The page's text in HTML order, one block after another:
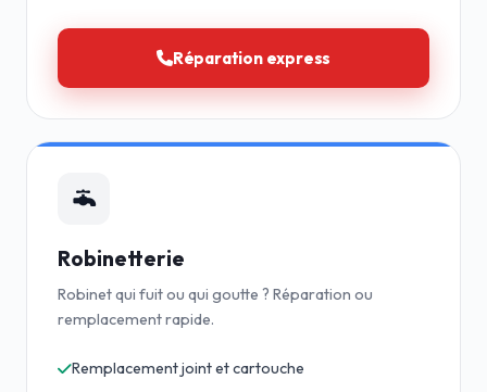
Réparation express
Robinetterie
Robinet qui fuit ou qui goutte ? Réparation ou
remplacement rapide.
Remplacement joint et cartouche